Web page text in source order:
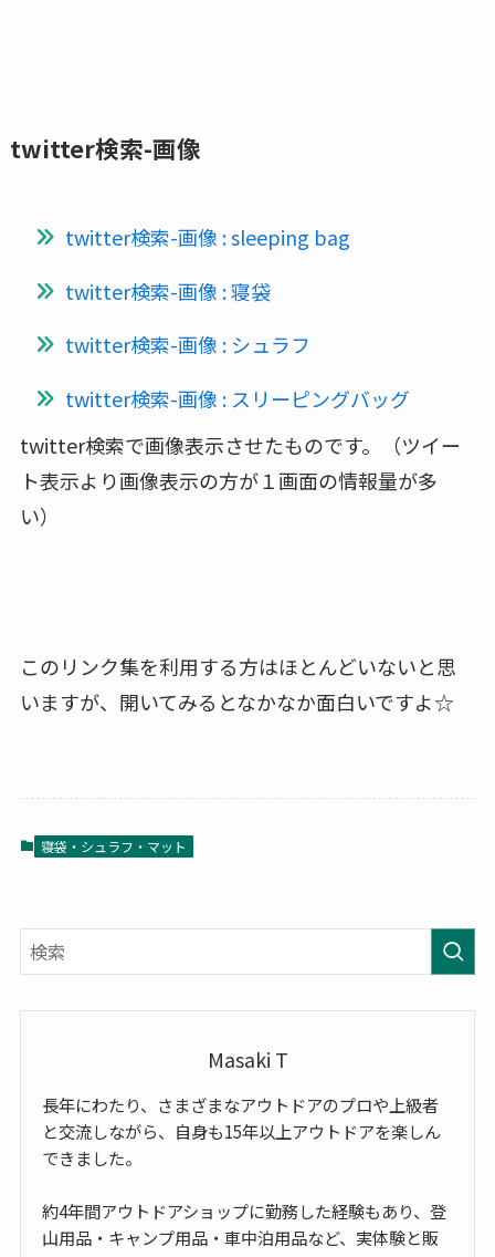
twitter検索-画像
twitter検索-画像 : sleeping bag
twitter検索-画像 : 寝袋
twitter検索-画像 : シュラフ
twitter検索-画像 : スリーピングバッグ
twitter検索で画像表示させたものです。（ツイー
ト表示より画像表示の方が１画面の情報量が多
い）
このリンク集を利用する方はほとんどいないと思
いますが、開いてみるとなかなか面白いですよ☆
寝袋・シュラフ・マット
Masaki T
長年にわたり、さまざまなアウトドアのプロや上級者
と交流しながら、自身も15年以上アウトドアを楽しん
できました。
約4年間アウトドアショップに勤務した経験もあり、登
山用品・キャンプ用品・車中泊用品など、実体験と販